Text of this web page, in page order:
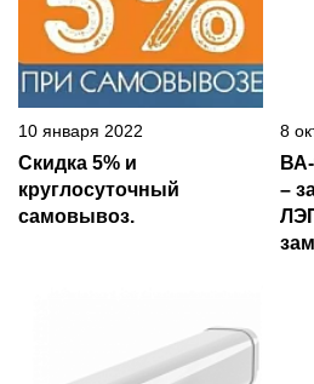
10 января 2022
Скидка 5% и
круглосуточный
самовывоз.
8
–